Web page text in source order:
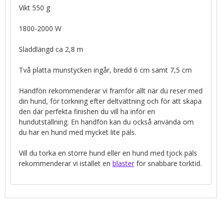
Vikt 550 g
1800-2000 W
Sladdlängd ca 2,8 m
Två platta munstycken ingår, bredd 6 cm samt 7,5 cm
Handfön rekommenderar vi framför allt när du reser med
din hund, för torkning efter deltvättning och för att skapa
den där perfekta finishen du vill ha inför en
hundutställning. En handfön kan du också använda om
du har en hund med mycket lite päls.
Vill du torka en större hund eller en hund med tjock päls
rekommenderar vi istället en blaster för snabbare torktid.